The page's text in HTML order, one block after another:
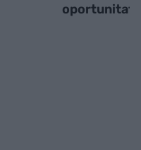
oportunitats